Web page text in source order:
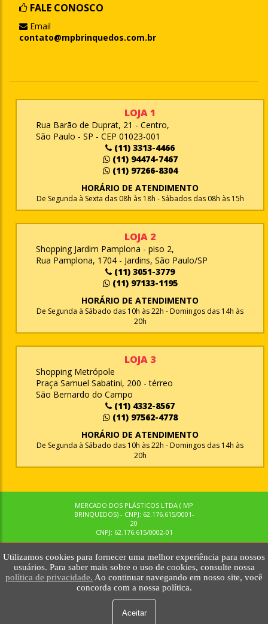
Utilizamos cookies para fornecer uma melhor experiência para nossos
usuários. Para saber mais sobre o uso de cookies, consulte nossa
política de privacidade. Ao continuar navegando em nosso site, você
concorda com a nossa política.
Aceitar
FALE CONOSCO
Email
contato@mpbrinquedos.com.br
LOJA 1
Rua Barão de Duprat, 21 - Centro,
São Paulo - SP - CEP 01023-001
(11) 3313-4466
(11) 94474-7467
(11) 97266-8304
HORÁRIO DE ATENDIMENTO
De Segunda à Sexta das 08h às 18h - Sábados das 08h às 15h
LOJA 2
Shopping Jardim Pamplona - piso 2,
Rua Pamplona, 1704 - Jardins, São Paulo/SP
(11) 3051-3779
(11) 97133-1195
HORÁRIO DE ATENDIMENTO
De Segunda à Sábado das 10h às 22h - Domingos das 14h às
20h
LOJA 3
Shopping Metrópole
Praça Samuel Sabatini, 200 - térreo
São Bernardo do Campo
(11) 4332-8567
(11) 97562-4778
HORÁRIO DE ATENDIMENTO
De Segunda à Sábado das 10h às 22h - Domingos das 14h às
20h
MERCADO DOS PLÁSTICOS LTDA ( MP
BRINQUEDOS) - CNPJ: 62.176.615/0001-
20
CNPJ: 62.176.615/0002-01
© MPBRINQUEDOS. TODOS OS DIREITOS RESERVADOS. MKTNOW